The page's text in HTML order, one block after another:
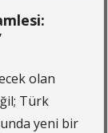
olan
Türk
yeni bir